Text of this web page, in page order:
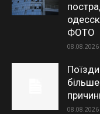
ФОТО
08.08.2026
08.08.2026